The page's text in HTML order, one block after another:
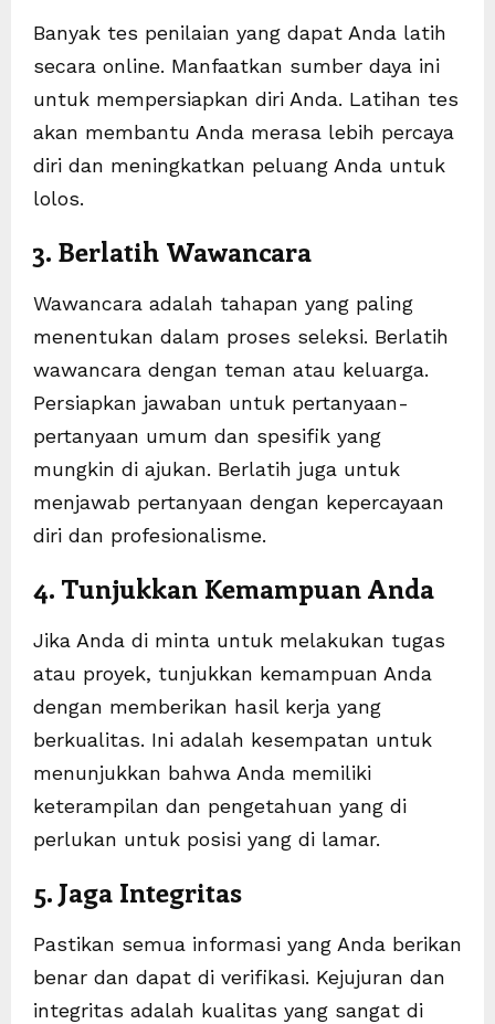
Banyak tes penilaian yang dapat Anda latih
secara online. Manfaatkan sumber daya ini
untuk mempersiapkan diri Anda. Latihan tes
akan membantu Anda merasa lebih percaya
diri dan meningkatkan peluang Anda untuk
lolos.
3. Berlatih Wawancara
Wawancara adalah tahapan yang paling
menentukan dalam proses seleksi. Berlatih
wawancara dengan teman atau keluarga.
Persiapkan jawaban untuk pertanyaan-
pertanyaan umum dan spesifik yang
mungkin di ajukan. Berlatih juga untuk
menjawab pertanyaan dengan kepercayaan
diri dan profesionalisme.
4. Tunjukkan Kemampuan Anda
Jika Anda di minta untuk melakukan tugas
atau proyek, tunjukkan kemampuan Anda
dengan memberikan hasil kerja yang
berkualitas. Ini adalah kesempatan untuk
menunjukkan bahwa Anda memiliki
keterampilan dan pengetahuan yang di
perlukan untuk posisi yang di lamar.
5. Jaga Integritas
Pastikan semua informasi yang Anda berikan
benar dan dapat di verifikasi. Kejujuran dan
integritas adalah kualitas yang sangat di